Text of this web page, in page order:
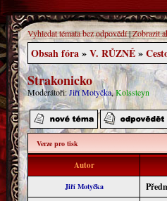
Vyhledat témata bez odpovědí|Zobrazit
Obsah fóra»V. RŮZNÉ»
Strakonicko
Moderátoři:Jiří Motyčka,Kolssteyn
Verze pro tisk
Autor
Jiří Motyčka